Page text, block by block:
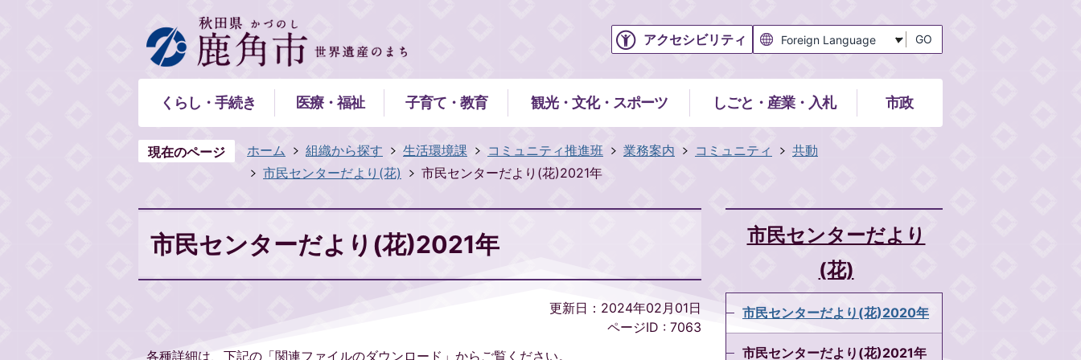
アクセシビリティ GO
くらし・手続き 医療・福祉 子育て・教育 観光・文化・スポーツ しごと・産業・入札 市政
現在のページ ホーム 組織から探す 生活環境課 コミュニティ推進班 業務案内 コミュニティ
共動
市民センターだより(花)
市民センターだより(花)2021年
市民センターだより(花)2021年
更新日：2024年02月01日
ページID : 7063
各種詳細は、下記の「関連ファイルのダウンロード」からご覧ください。
市民センターだより
(花)
市民センターだより(花)2020年
市民センターだより(花)2021年